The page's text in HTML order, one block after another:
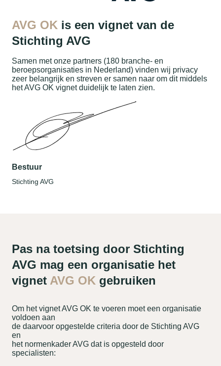
AVG OK is een vignet van de
Stichting AVG
Samen met onze partners (180 branche- en
beroepsorganisaties in Nederland) vinden wij privacy
zeer belangrijk en streven er samen naar om dit middels
het AVG OK vignet duidelijk te laten zien.
Bestuur
Stichting AVG
Pas na toetsing door Stichting
AVG mag een organisatie het
vignet AVG OK gebruiken
Om het vignet AVG OK te voeren moet een organisatie
voldoen aan
de daarvoor opgestelde criteria door de Stichting AVG
en
het normenkader AVG dat is opgesteld door
specialisten: